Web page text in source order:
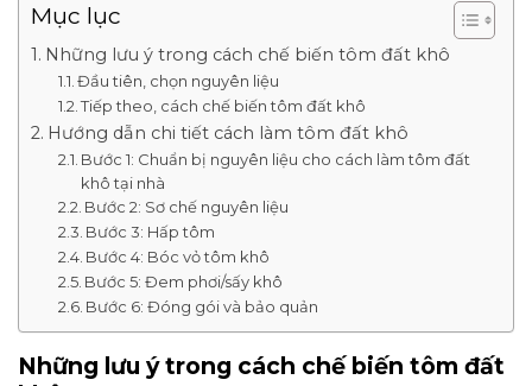
Mục lục
Những lưu ý trong cách chế biến tôm đất khô
Đầu tiên, chọn nguyên liệu
Tiếp theo, cách chế biến tôm đất khô
Hướng dẫn chi tiết cách làm tôm đất khô
Bước 1: Chuẩn bị nguyên liệu cho cách làm tôm đất
khô tại nhà
Bước 2: Sơ chế nguyên liệu
Bước 3: Hấp tôm
Bước 4: Bóc vỏ tôm khô
Bước 5: Đem phơi/sấy khô
Bước 6: Đóng gói và bảo quản
Những lưu ý trong cách chế biến tôm đất